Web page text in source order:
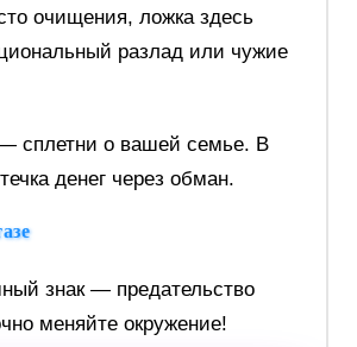
очищения, ложка здесь
разлад или чужие
сплетни о вашей семье. В
денег через обман.
знак — предательство
меняйте окружение!